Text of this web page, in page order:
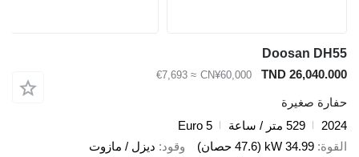
Doosan
TND
CN¥60,000
≈ €7,693
529 متر / ساعة
Euro 5
34.99 kW (47.6 حصان)
وقود ديزل / مازوت